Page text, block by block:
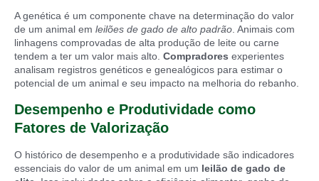
A genética é um componente chave na determinação do valor
de um animal em leilões de gado de alto padrão . Animais com
linhagens comprovadas de alta produção de leite ou carne
tendem a ter um valor mais alto. Compradores experientes
analisam registros genéticos e genealógicos para estimar o
potencial de um animal e seu impacto na melhoria do rebanho.
Desempenho e Produtividade como
Fatores de Valorização
O histórico de desempenho e a produtividade são indicadores
essenciais do valor de um animal em um leilão de gado de